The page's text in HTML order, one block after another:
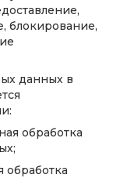
блокирование,
данных в
обработка
обработка